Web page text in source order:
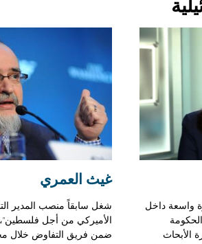
واسعة داخل
الأبحاث
غيث العمري
شغل سابقاً منصب المدير
الأميركي من أجل
ضمن فريق التفاوض خلال